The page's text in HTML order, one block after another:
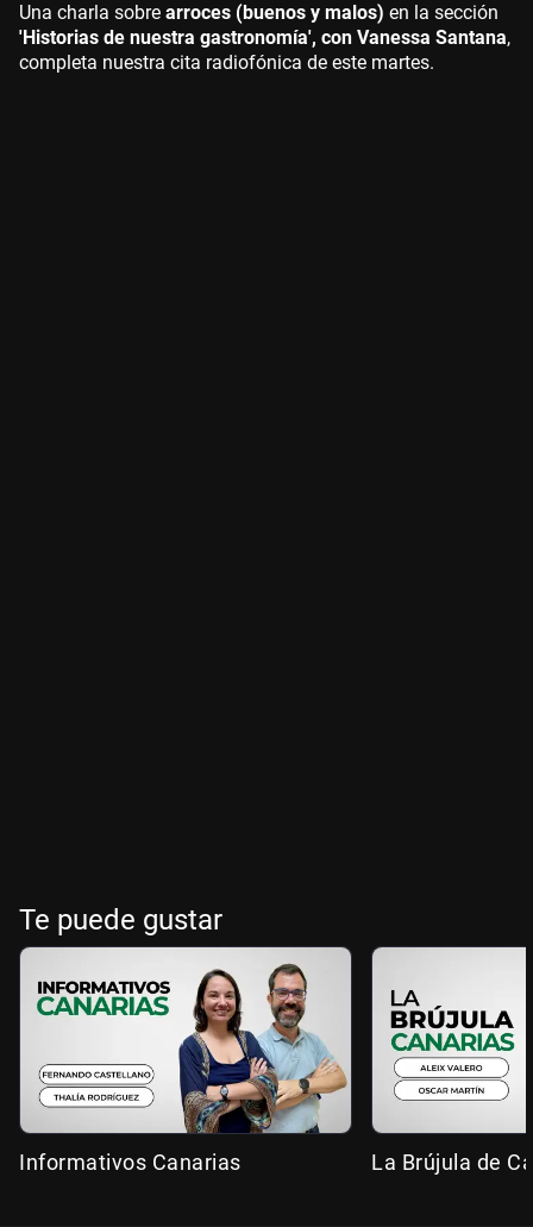
Una charla sobre arroces (buenos y malos) en la sección
'Historias de nuestra gastronomía', con Vanessa Santana,
completa nuestra cita radiofónica de este martes.
Te puede gustar
Informativos Canarias La Brújula de